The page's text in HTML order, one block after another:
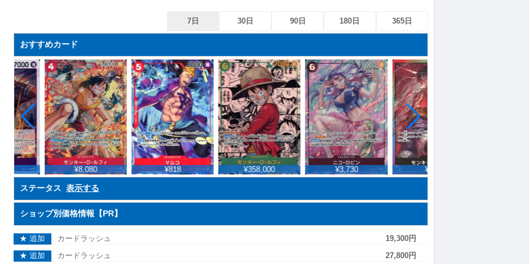
7日 30日 90日 180日 365日
おすすめカード
¥8,080 ¥818 ¥358,000 ¥3,730 ¥980
ステータス 表示する
ショップ別価格情報【PR】
★ 追加 カードラッシュ
19,300円
★ 追加
カードラッシュ 27,800円